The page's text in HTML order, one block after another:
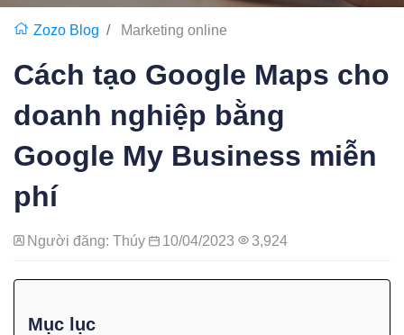
Zozo Blog Marketing online
Cách tạo Google Maps cho
doanh nghiệp bằng
Google My Business miễn
phí
Người đăng: Thúy 10/04/2023 3,924
Mục lục